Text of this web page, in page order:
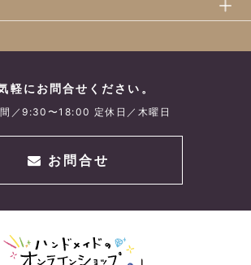
軽にお問合せください。
／9:30〜18:00 定休日／木曜日
お問合せ